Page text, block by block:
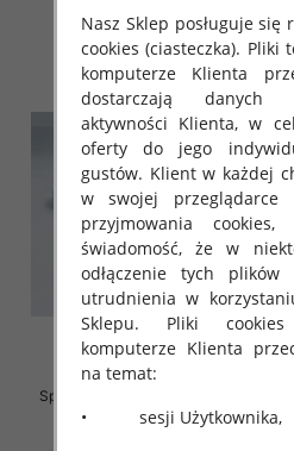
szczegóły
Sportowe Chłopięca Roz 31-36/
12 par
Nasz Sklep posługuje
cookies (ciasteczka). Pliki
komputerze Klienta
dostarczają danych
aktywności Klienta, w
oferty do jego
gustów. Klient w każdej
w swojej przeglądarce
przyjmowania
świadomość, że w
odłączenie tych plików
utrudnienia w
Sklepu. Pliki
komputerze Klienta
na temat:
• sesji Użytkownika,